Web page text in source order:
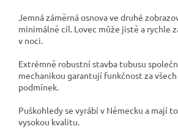
Jemná záměrná osnova ve druhé
minimálně cíl. Lovec může jistě a rychle
v noci.
Extrémně robustní stavba tubusu
mechanikou garantují funkčnost za
podmínek.
Puškohledy se vyrábí v Německu a mají
vysokou kvalitu.